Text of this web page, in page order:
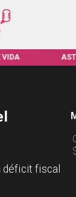
VIDA
déficit fiscal